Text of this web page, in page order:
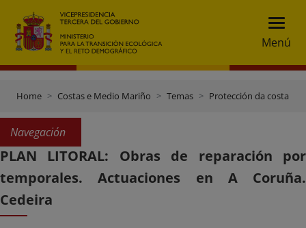
Menú
Home Costas e Medio Mariño Temas Protección da costa
Navegación
PLAN LITORAL: Obras de reparación por
temporales. Actuaciones en A Coruña.
Cedeira